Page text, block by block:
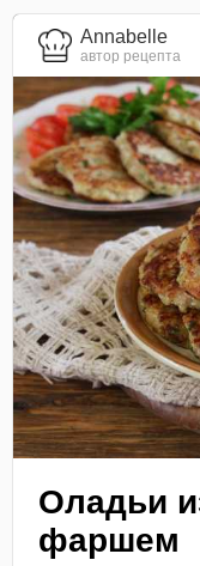
Annabelle
автор рецепта
Оладьи
фаршем